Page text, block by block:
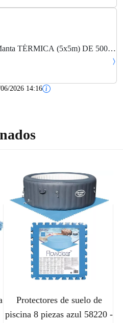
TÉRMICA (5x5m) DE 500
con Refuerzo EN LOS
PROTECCIÓN para...
2026 14:16
Protectores de suelo de
piscina 8 piezas azul 58220 -